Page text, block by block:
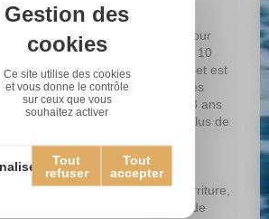
Le jeûne du Yom Kippour
commence la veille du 10
Tichri, dure 25 heures et est
obligatoire pour tous les
hommes de plus de 13 ans
et toutes femmes de plus de
Juifs doivent s'abstenir de nourriture,
relations sexuelles. Il est interdit de
Gestion des
cookies
Ce site utilise des cookies
et vous donne le contrôle
sur ceux que vous
souhaitez activer
Tout
accepter
Tout
refuser